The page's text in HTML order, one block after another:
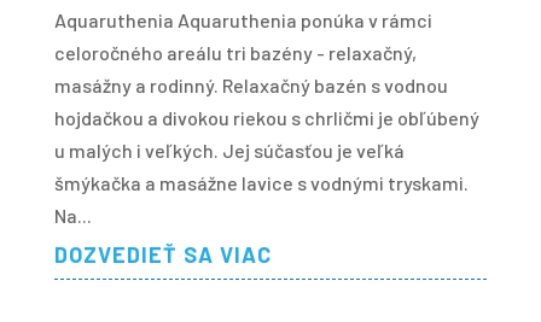
Aquaruthenia Aquaruthenia ponúka v rámci
celoročného areálu tri bazény - relaxačný,
masážny a rodinný. Relaxačný bazén s vodnou
hojdačkou a divokou riekou s chrličmi je obľúbený
u malých i veľkých. Jej súčasťou je veľká
šmýkačka a masážne lavice s vodnými tryskami.
Na...
DOZVEDIEŤ SA VIAC